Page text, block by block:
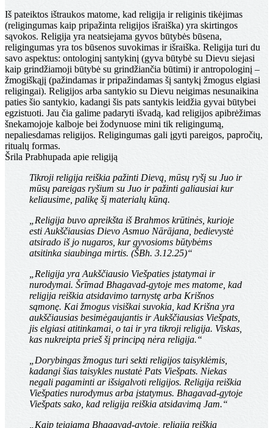
Iš pateiktos ištraukos matome, kad religija ir religinis tikėjimas
(religingumas kaip pripažinta religijos išraiška) yra skirtingos
sąvokos. Religija yra neatsiejama gyvos būtybės būsena,
religingumas yra tos būsenos suvokimas ir išraiška. Religija turi du
savo aspektus: ontologinį santykinį (gyva būtybė su Dievu siejasi
kaip grindžiamoji būtybė su grindžiančia būtimi) ir antropologinį –
žmogiškąjį (pažindamas ir pripažindamas šį santykį žmogus elgiasi
religingai). Religijos arba santykio su Dievu neigimas nesunaikina
paties šio santykio, kadangi šis pats santykis leidžia gyvai būtybei
egzistuoti. Jau čia galime padaryti išvadą, kad religijos apibrėžimas
šnekamojoje kalboje bei žodynuose mini tik religingumą,
nepaliesdamas religijos. Religingumas gali įgyti pareigos, papročių,
ritualų formas.
Šrila Prabhupada apie religiją
Tikroji religija reiškia pažinti Dievą, mūsų ryšį su Juo ir
mūsų pareigas ryšium su Juo ir pažinti galiausiai kur
keliausime, palikę šį materialų kūną.
„Religija buvo apreikšta iš Brahmos krūtinės, kurioje
esti Aukščiausias Dievo Asmuo Nārājana, bedievystė
atsirado iš jo nugaros, kur gyvosioms būtybėms
atsitinka siaubinga mirtis. (ŠBh. 3.12.25)“
„Religija yra Aukščiausio Viešpaties įstatymai ir
nurodymai. Šrīmad Bhagavad-gytoje mes matome, kad
religija reiškia atsidavimo tarnystę arba Krišnos
sąmonę. Kai žmogus visiškai suvokia, kad Krišna yra
aukščiausias besimėgaujantis ir Aukščiausias Viešpats,
jis elgiasi atitinkamai, o tai ir yra tikroji religija. Viskas,
kas nukreipta prieš šį principą nėra religija.“
„Dorybingas žmogus turi sekti religijos taisyklėmis,
kadangi šias taisykles nustatė Pats Viešpats. Niekas
negali pagaminti ar išsigalvoti religijos. Religija reiškia
Viešpaties nurodymus arba įstatymus. Bhagavad-gytoje
Viešpats sako, kad religija reiškia atsidavimą Jam.“
„Kaip teigiama Bhagavad-gytoje, religija reiškia